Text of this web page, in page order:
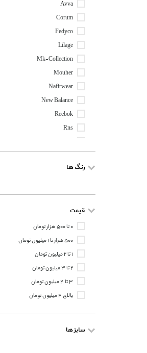
Avva
Corum
Fedyco
Lilage
Mk-Collection
Mouher
Nafirwear
New Balance
Reebok
Rns
رنگ ها
قیمت
۰ تا ۵۰۰ هزار تومان
۵۰۰ هزار تا ۱ میلیون تومان
۱ تا ۲ میلیون تومان
۲ تا ۳ میلیون تومان
۳ تا ۴ میلیون تومان
بالای ۴ میلیون تومان
سایز ها